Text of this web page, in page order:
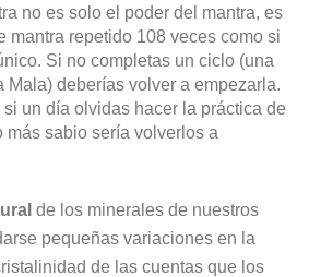
no es solo el poder del mantra, es
mantra repetido 108 veces como si
Si no completas un ciclo (una
Mala) deberías volver a empezarla.
un día olvidas hacer la práctica de
más sabio sería volverlos a
de los minerales de nuestros
pequeñas variaciones en la
de las cuentas que los